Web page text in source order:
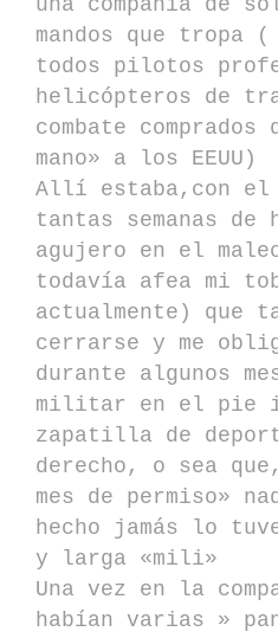
una compañía de
mandos que tropa
todos pilotos
helicópteros de
combate comprados
mano» a los EEUU)
Allí estaba,con el
tantas semanas
agujero en el
todavía afea mi
actualmente) que
cerrarse y me
durante algunos
militar en el pie
zapatilla de
derecho, o sea
mes de permiso»
hecho jamás lo
y larga «mili»
Una vez en la
habían varias »